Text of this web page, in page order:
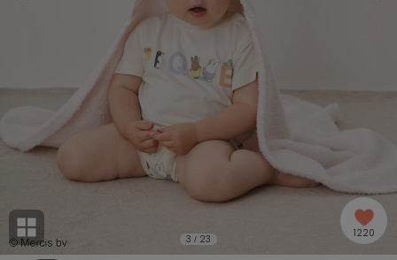
ョン雑貨 (865)
adidas by Stella McCartney
アディダス バイ ステラマッカートニー
ALLISON BROWN
アリソンブラウン
Ame no chi Hare
アメノチハレ
3 / 23 1220